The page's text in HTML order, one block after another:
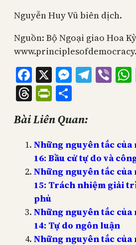
Nguyễn Huy Vũ biên dịch.
Nguồn: Bộ Ngoại giao Hoa
Facebook
X
ThreadsPrintFriendly
Bài Liên Quan:
Những nguyên tắc của
16: Bầu cử tự do và
Những nguyên tắc của
15: Trách nhiệm giải
phủ
Những nguyên tắc của
14: Tự do ngôn luận
Những nguyên tắc của